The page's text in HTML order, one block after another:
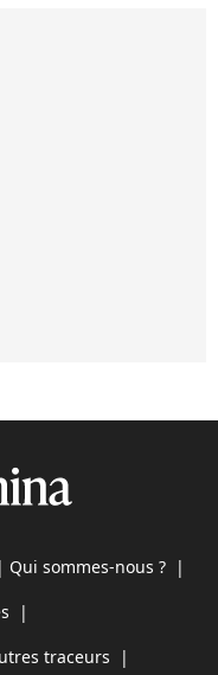
Qui sommes-nous ? |
|
traceurs |